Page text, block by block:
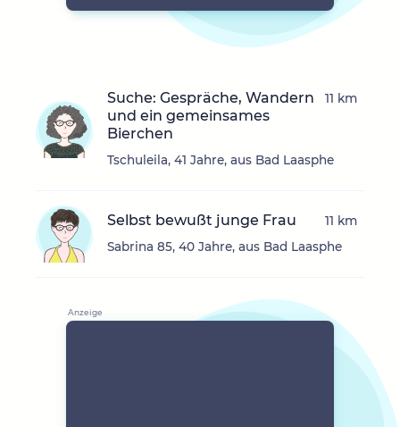
Suche: Gespräche, Wandern
und ein gemeinsames
Bierchen
Tschuleila, 41 Jahre, aus Bad Laasphe
11 km
Selbst bewußt junge Frau
Sabrina 85, 40 Jahre, aus Bad Laasphe
11 km